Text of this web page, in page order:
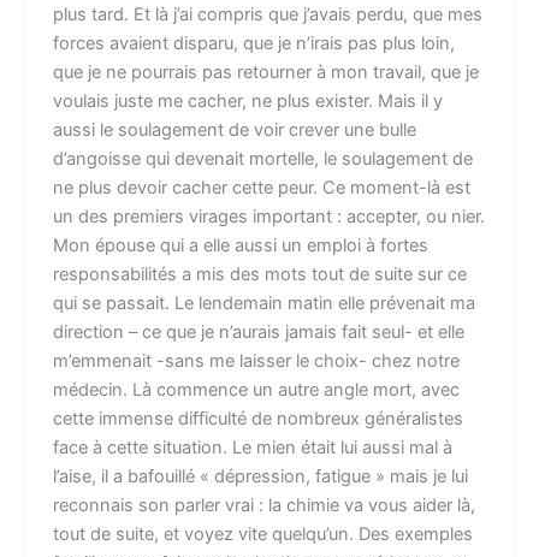
plus tard. Et là j’ai compris que j’avais perdu, que mes
forces avaient disparu, que je n’irais pas plus loin,
que je ne pourrais pas retourner à mon travail, que je
voulais juste me cacher, ne plus exister. Mais il y
aussi le soulagement de voir crever une bulle
d’angoisse qui devenait mortelle, le soulagement de
ne plus devoir cacher cette peur. Ce moment-là est
un des premiers virages important : accepter, ou nier.
Mon épouse qui a elle aussi un emploi à fortes
responsabilités a mis des mots tout de suite sur ce
qui se passait. Le lendemain matin elle prévenait ma
direction – ce que je n’aurais jamais fait seul- et elle
m’emmenait -sans me laisser le choix- chez notre
médecin. Là commence un autre angle mort, avec
cette immense difficulté de nombreux généralistes
face à cette situation. Le mien était lui aussi mal à
l’aise, il a bafouillé « dépression, fatigue » mais je lui
reconnais son parler vrai : la chimie va vous aider là,
tout de suite, et voyez vite quelqu’un. Des exemples